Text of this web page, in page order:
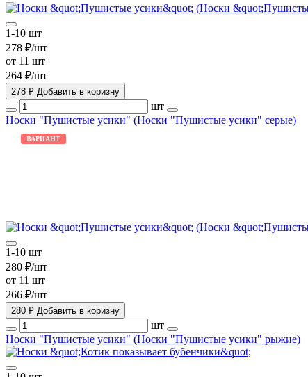
1-10 шт
278 ₽/шт
от 11 шт
264 ₽/шт
278 ₽ Добавить в коризну
шт
Носки "Пушистые усики" (Носки "Пушистые усики" серые)
ВАРИАНТ
1-10 шт
280 ₽/шт
от 11 шт
266 ₽/шт
280 ₽ Добавить в коризну
шт
Носки "Пушистые усики" (Носки "Пушистые усики" рыжие)